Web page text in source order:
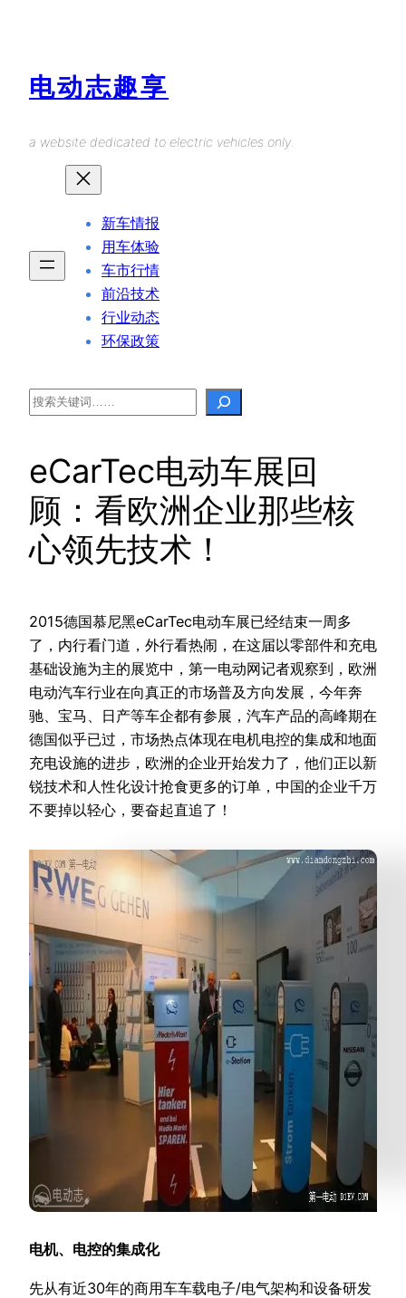
电动志趣享
a website dedicated to electric vehicles only.
新车情报
用车体验
车市行情
前沿技术
行业动态
环保政策
Search
eCarTec电动车展回
顾：看欧洲企业那些核
心领先技术！
2015德国慕尼黑eCarTec电动车展已经结束一周多
了，内行看门道，外行看热闹，在这届以零部件和充电
基础设施为主的展览中，第一电动网记者观察到，欧洲
电动汽车行业在向真正的市场普及方向发展，今年奔
驰、宝马、日产等车企都有参展，汽车产品的高峰期在
德国似乎已过，市场热点体现在电机电控的集成和地面
充电设施的进步，欧洲的企业开始发力了，他们正以新
锐技术和人性化设计抢食更多的订单，中国的企业千万
不要掉以轻心，要奋起直追了！
电机、电控的集成化
先从有近30年的商用车车载电子/电气架构和设备研发